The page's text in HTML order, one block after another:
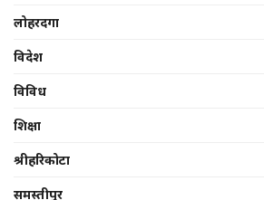
लोहरदगा
विदेश
विविध
शिक्षा
श्रीहरिकोटा
समस्तीपुर